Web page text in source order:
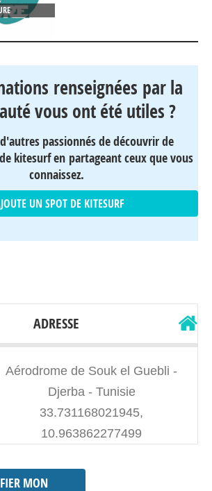
renseignées par la
vous ont été utiles ?
passionnés de découvrir de
kitesurf en partageant ceux que vous
connaissez.
UN SPOT DE KITESURF
ADRESSE
Aérodrome de Souk el Guebli -
Djerba - Tunisie
33.731168021945,
10.963862277499
MON